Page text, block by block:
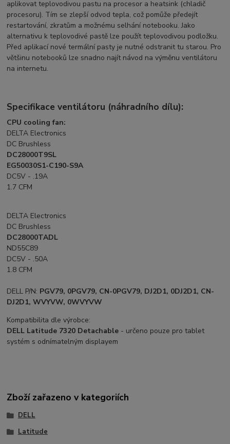
aplikovat teplovodivou pastu na procesor a heatsink (chladič
procesoru). Tím se zlepší odvod tepla, což pomůže předejít
restartování, zkratům a možnému selhání notebooku. Jako
alternativu k teplovodivé pastě lze použít teplovodivou podložku.
Před aplikací nové termální pasty je nutné odstranit tu starou. Pro
většinu notebooků lze snadno najít návod na výměnu ventilátoru
na internetu.
Specifikace ventilátoru (náhradního dílu):
CPU cooling fan:
DELTA Electronics
DC Brushless
DC28000T9SL
EG50030S1-C190-S9A
DC5V - .19A
1.7 CFM
DELTA Electronics
DC Brushless
DC28000TADL
ND55C89
DC5V - .50A
1.8 CFM
DELL P/N: PGV79, 0PGV79, CN-0PGV79, DJ2D1, 0DJ2D1, CN-
DJ2D1, WVYVW, 0WVYVW
Kompatibilita dle výrobce:
DELL Latitude 7320 Detachable - určeno pouze pro tablet
systém s odnímatelným displayem
Zboží zařazeno v kategoriích
DELL
Latitude